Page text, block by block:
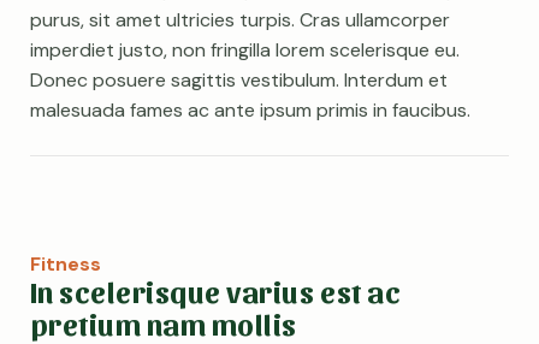
purus, sit amet ultricies turpis. Cras ullamcorper
imperdiet justo, non fringilla lorem scelerisque eu.
Donec posuere sagittis vestibulum. Interdum et
malesuada fames ac ante ipsum primis in faucibus.
Fitness
In scelerisque varius est ac
pretium nam mollis